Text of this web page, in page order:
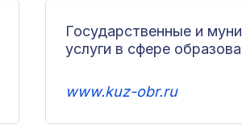
Государственные и
услуги в сфере
www.kuz-obr.ru